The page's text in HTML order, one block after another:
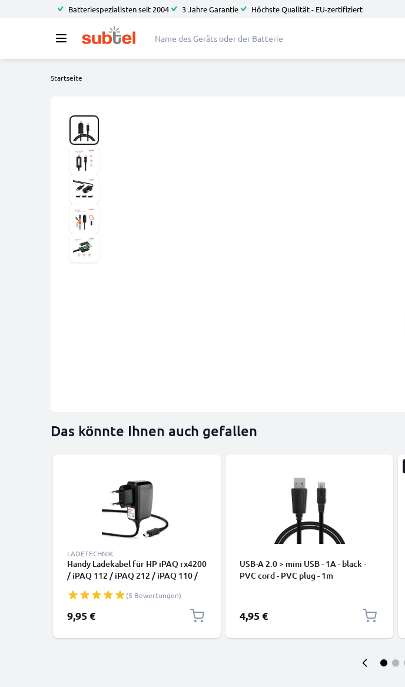
Batteriespezialisten seit 2004 3 Jahre Garantie Höchste Qualität - EU-zertifiziert
Startseite
Das könnte Ihnen auch gefallen
LADETECHNIK
Handy Ladekabel für HP iPAQ rx4200
/ iPAQ 112 / iPAQ 212 / iPAQ 110 /
1A / 1000mA Mini USB Ladegerät
1.1m, Handyladekabel
(5 Bewertungen)
9,95 €
USB-A 2.0 > mini USB - 1A - black -
PVC cord - PVC plug - 1m
4,95 €